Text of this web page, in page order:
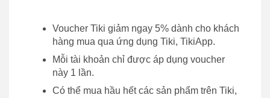
Voucher Tiki giảm ngay 5% dành cho khách
hàng mua qua ứng dụng Tiki, TikiApp.
Mỗi tài khoản chỉ được áp dụng voucher
này 1 lần.
Có thể mua hầu hết các sản phẩm trên Tiki,